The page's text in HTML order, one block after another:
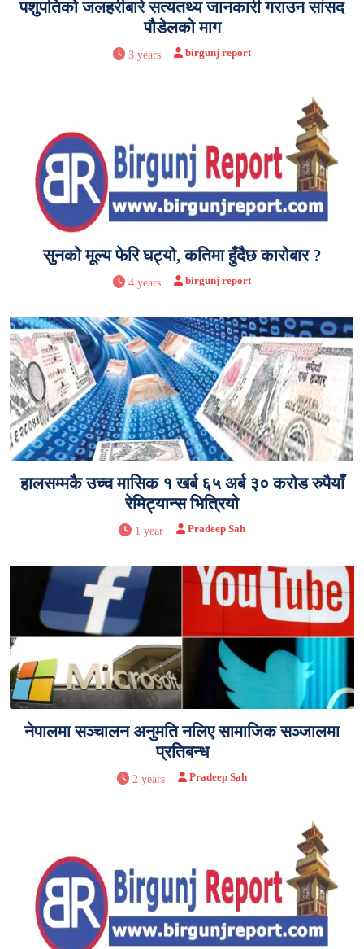
पशुपतिको जलहरीबारे सत्यतथ्य जानकारी गराउन सांसद
पौडेलको माग
3 years birgunj report
सुनको मूल्य फेरि घट्यो, कतिमा हुँदैछ कारोबार ?
4 years birgunj report
हालसम्मकै उच्च मासिक १ खर्ब ६५ अर्ब ३० करोड रुपैयाँ
रेमिट्यान्स भित्रियो
1 year Pradeep Sah
नेपालमा सञ्चालन अनुमति नलिए सामाजिक सञ्जालमा
प्रतिबन्ध
2 years Pradeep Sah